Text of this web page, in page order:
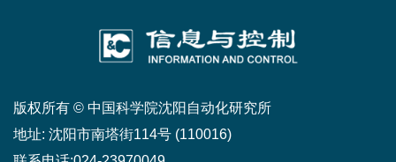
版权所有 © 中国科学院沈阳自动化研究所
地址: 沈阳市南塔街114号 (110016)